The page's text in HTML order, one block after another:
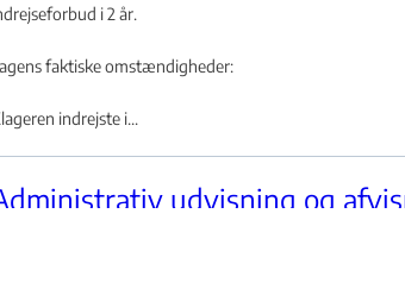
i 2 år.
faktiske omstændigheder:
indrejste i...
udvisning og